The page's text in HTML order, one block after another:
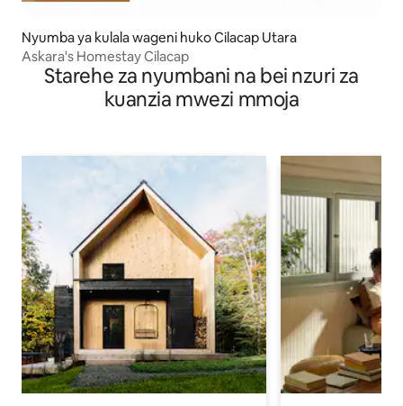
Nyumba ya kulala wageni huko Cilacap Utara
Askara's Homestay Cilacap
Starehe za nyumbani na bei nzuri za
kuanzia mwezi mmoja